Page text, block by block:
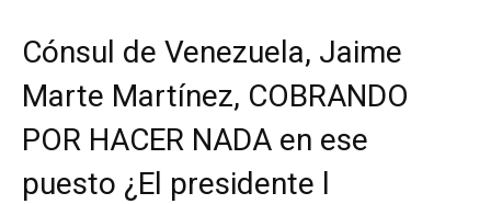
Cónsul de Venezuela, Jaime
Marte Martínez, COBRANDO
POR HACER NADA en ese
puesto ¿El presidente l